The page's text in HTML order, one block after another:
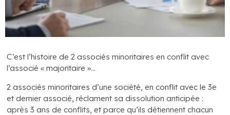
C’est l’histoire de 2 associés minoritaires en conflit avec
l’associé « majoritaire »…
2 associés minoritaires d’une société, en conflit avec le 3e
et dernier associé, réclament sa dissolution anticipée :
après 3 ans de conflits, et parce qu’ils détiennent chacun